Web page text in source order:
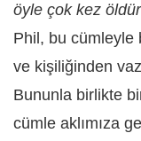
öyle çok kez
Phil, bu cümleyle
ve kişiliğinden
Bununla birlikte
cümle aklımıza